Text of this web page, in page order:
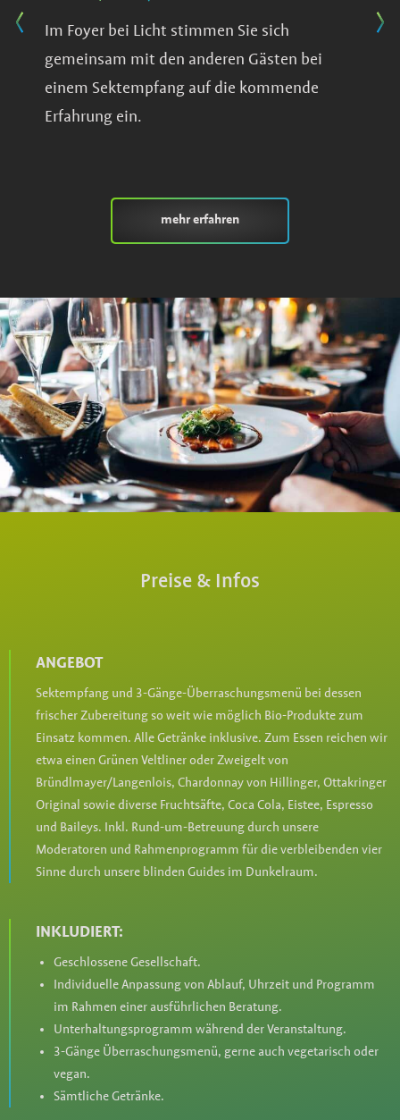
Im Foyer bei Licht stimmen Sie sich
gemeinsam mit den anderen Gästen bei
einem Sektempfang auf die kommende
Erfahrung ein.
mehr erfahren
Preise & Infos
ANGEBOT
Sektempfang und 3-Gänge-Überraschungsmenü bei dessen
frischer Zubereitung so weit wie möglich Bio-Produkte zum
Einsatz kommen. Alle Getränke inklusive. Zum Essen reichen wir
etwa einen Grünen Veltliner oder Zweigelt von
Bründlmayer/Langenlois, Chardonnay von Hillinger, Ottakringer
Original sowie diverse Fruchtsäfte, Coca Cola, Eistee, Espresso
und Baileys. Inkl. Rund-um-Betreuung durch unsere
Moderatoren und Rahmenprogramm für die verbleibenden vier
Sinne durch unsere blinden Guides im Dunkelraum.
INKLUDIERT:
Geschlossene Gesellschaft.
Individuelle Anpassung von Ablauf, Uhrzeit und Programm
im Rahmen einer ausführlichen Beratung.
Unterhaltungsprogramm während der Veranstaltung.
3-Gänge Überraschungsmenü, gerne auch vegetarisch oder
vegan.
Sämtliche Getränke.